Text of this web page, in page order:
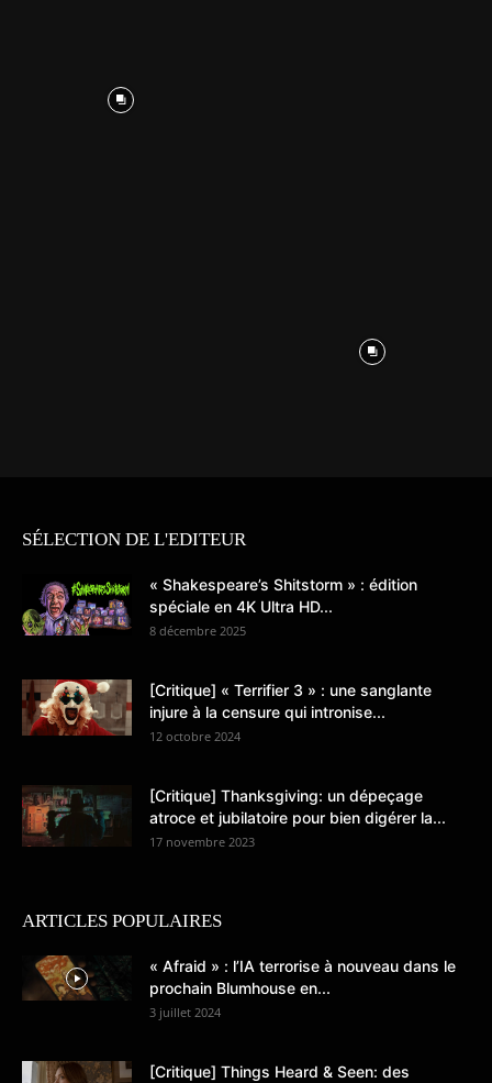
SÉLECTION DE L'EDITEUR
« Shakespeare’s Shitstorm » : édition
spéciale en 4K Ultra HD...
8 décembre 2025
[Critique] « Terrifier 3 » : une sanglante
injure à la censure qui intronise...
12 octobre 2024
[Critique] Thanksgiving: un dépeçage
atroce et jubilatoire pour bien digérer la...
17 novembre 2023
ARTICLES POPULAIRES
« Afraid » : l’IA terrorise à nouveau dans le
prochain Blumhouse en...
3 juillet 2024
[Critique] Things Heard & Seen: des